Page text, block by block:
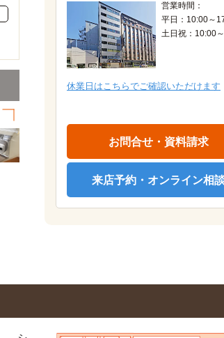
営業時間：
平日：10:00～
土日祝：10:00
休業日はこちらでご確認いただけます
お問合せ・資料請求
来店予約・オンライン相